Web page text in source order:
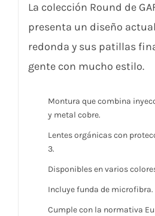
La colección Round de
presenta un diseño
redonda y sus patillas
gente con mucho estilo.
Montura que combina
y metal cobre.
Lentes orgánicas con
3.
Disponibles en varios
Incluye funda de microfibra.
Cumple con la normativa